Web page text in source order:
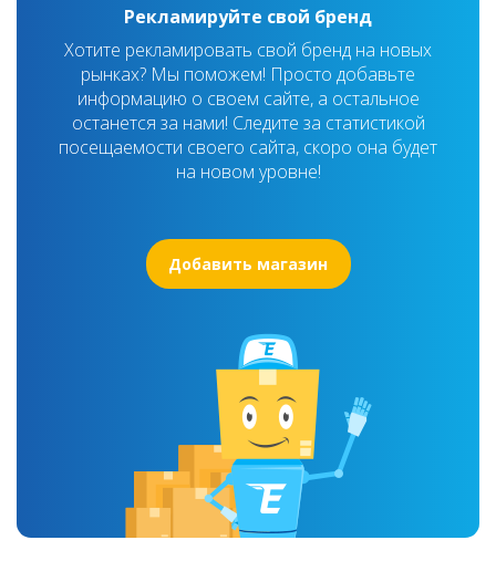
Рекламируйте свой бренд
Хотите рекламировать свой бренд на новых
рынках? Мы поможем! Просто добавьте
информацию о своем сайте, а остальное
останется за нами! Следите за статистикой
посещаемости своего сайта, скоро она будет
на новом уровне!
Добавить магазин